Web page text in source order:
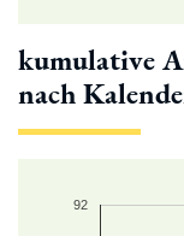
kumulative
nach
92